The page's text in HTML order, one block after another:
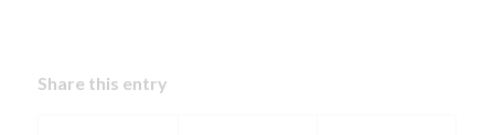
Share this entry